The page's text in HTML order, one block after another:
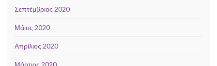
Σεπτέμβριος 2020
Μάιος 2020
Απρίλιος 2020